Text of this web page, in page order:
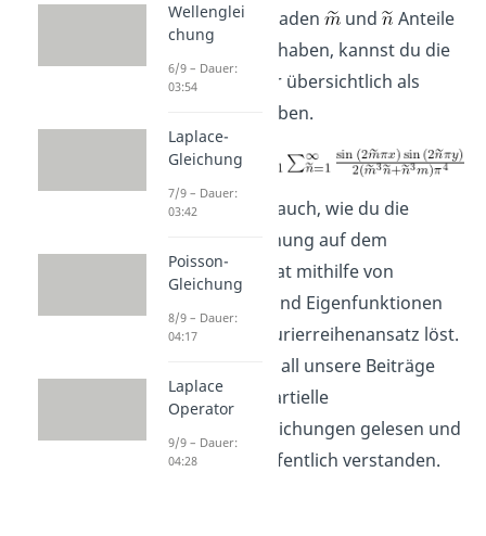
Da nur die geraden und
Anteile
in der Lösung haben, kannst du die
Lösung wieder übersichtlich als
Summe schreiben.
Jetzt weißt du auch, wie du die
Poisson-Gleichung auf dem
Einheitsquadrat mithilfe von
Eigenwerten und Eigenfunktionen
und einem Fourierreihenansatz löst.
Damit hast du all unsere Beiträge
zum Thema partielle
Differentialgleichungen gelesen und
hast diese hoffentlich verstanden.
Wellenglei
chung
6/9 – Dauer:
03:54
Laplace-
Gleichung
7/9 – Dauer:
03:42
Poisson-
Gleichung
8/9 – Dauer:
04:17
Laplace
Operator
9/9 – Dauer:
04:28